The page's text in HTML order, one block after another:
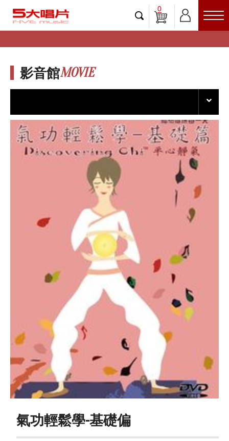
0
影音館MOVIE
氣功輕鬆學-基礎偏